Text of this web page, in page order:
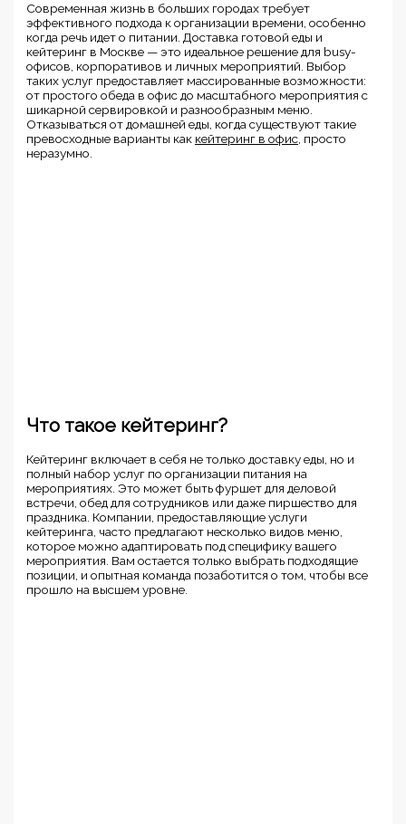
Современная жизнь в больших городах требует
эффективного подхода к организации времени, особенно
когда речь идет о питании. Доставка готовой еды и
кейтеринг в Москве — это идеальное решение для busy-
офисов, корпоративов и личных мероприятий. Выбор
таких услуг предоставляет массированные возможности:
от простого обеда в офис до масштабного мероприятия с
шикарной сервировкой и разнообразным меню.
Отказываться от домашней еды, когда существуют такие
превосходные варианты как кейтеринг в офис, просто
неразумно.
Что такое кейтеринг?
Кейтеринг включает в себя не только доставку еды, но и
полный набор услуг по организации питания на
мероприятиях. Это может быть фуршет для деловой
встречи, обед для сотрудников или даже пиршество для
праздника. Компании, предоставляющие услуги
кейтеринга, часто предлагают несколько видов меню,
которое можно адаптировать под специфику вашего
мероприятия. Вам остается только выбрать подходящие
позиции, и опытная команда позаботится о том, чтобы все
прошло на высшем уровне.